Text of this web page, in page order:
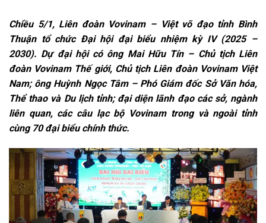
Chiều 5/1, Liên đoàn Vovinam – Việt võ đạo tỉnh Bình
Thuận tổ chức Đại hội đại biểu nhiệm kỳ IV (2025 –
2030). Dự đại hội có ông Mai Hữu Tín – Chủ tịch Liên
đoàn Vovinam Thế giới, Chủ tịch Liên đoàn Vovinam Việt
Nam; ông Huỳnh Ngọc Tâm – Phó Giám đốc Sở Văn hóa,
Thể thao và Du lịch tỉnh; đại diện lãnh đạo các sở, ngành
liên quan, các câu lạc bộ Vovinam trong và ngoài tỉnh
cùng 70 đại biểu chính thức.